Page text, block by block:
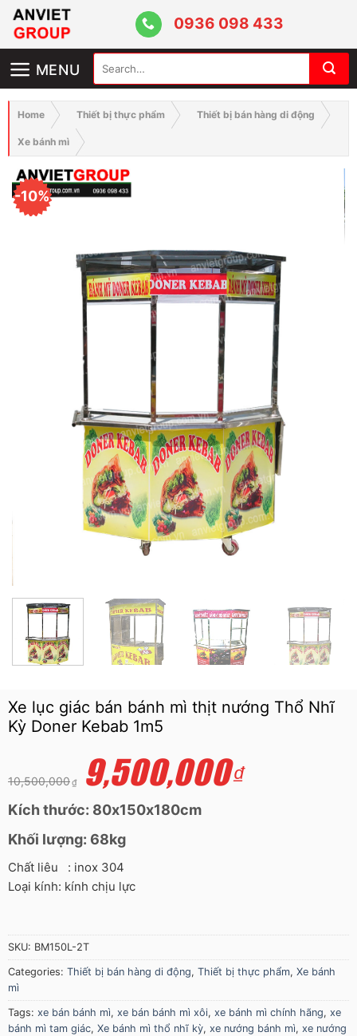
Skip
content
0936 098 433
MENU
for:
Home Thiết bị thực phẩm Thiết bị bán hàng di động
Xe bánh mì
-10%
Xe lục giác bán bánh mì thịt nướng Thổ Nhĩ
Kỳ Doner Kebab 1m5
10,500,000₫
price
was:
10,500,000₫.
9,500,000₫price
Kích thước: 80x150x180cm
Khối lượng: 68kg
Chất liêu : inox 304
Loại kính: kính chịu lực
SKU: BM150L-2T
Categories: Thiết bị bán hàng di động, Thiết bị thực phẩm, Xe bánh
mì
Tags: xe bán bánh mì, xe bán bánh mì xôi, xe bánh mì chính hãng, xe
bánh mì tam giác, Xe bánh mì thổ nhĩ kỳ, xe nướng bánh mì, xe nướng